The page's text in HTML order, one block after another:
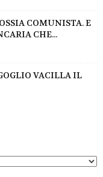
COMUNISTA. E
CHE...
VACILLA IL